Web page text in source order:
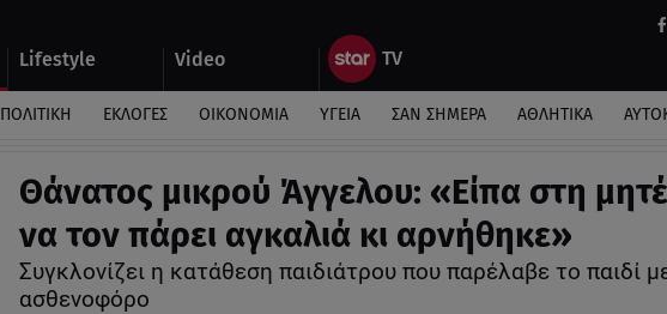
Lifestyle Video
ΠΟΛΙΤΙΚΗ ΕΚΛΟΓΕΣ ΟΙΚΟΝΟΜΙΑ ΥΓΕΙΑ ΣΑΝ ΣΗΜΕΡΑ ΑΘΛΗΤΙΚΑ
Θάνατος μικρού Άγγελου: «Είπα στη
να τον πάρει αγκαλιά κι αρνήθηκε»
Συγκλονίζει η κατάθεση παιδιάτρου που παρέλαβε το παιδί
ασθενοφόρο